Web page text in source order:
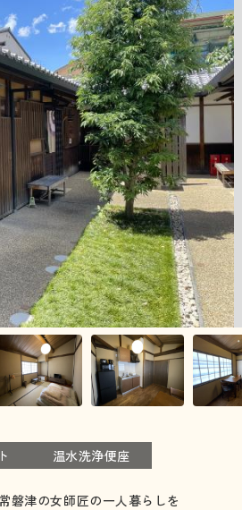
温水洗浄便座
磐津の女師匠の一人暮らしを